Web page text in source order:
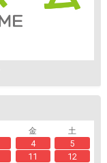
金
土
4
5
11
12